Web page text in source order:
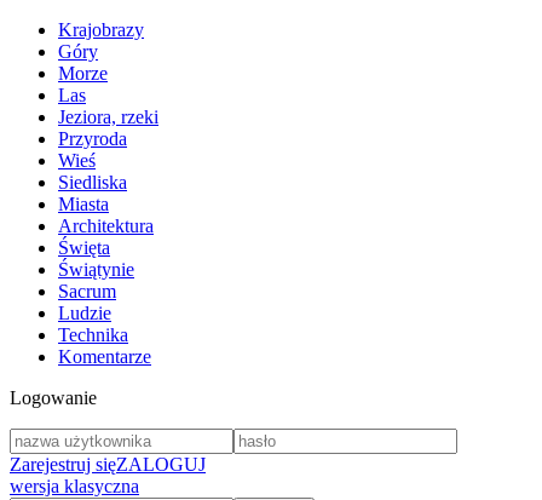
Krajobrazy
Góry
Morze
Las
Jeziora, rzeki
Przyroda
Wieś
Siedliska
Miasta
Architektura
Święta
Świątynie
Sacrum
Ludzie
Technika
Komentarze
Logowanie
Zarejestruj sięZALOGUJ
wersja klasyczna